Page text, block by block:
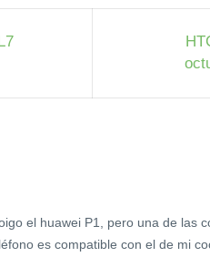
el huawei P1, pero una de las
es compatible con el de mi